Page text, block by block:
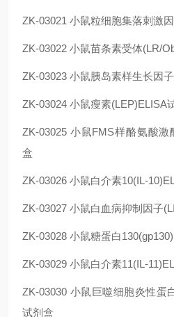
ZK-03021 小鼠粒细胞集落刺激
ZK-03022 小鼠苗条素受体(LR/
ZK-03023 小鼠胰岛素样生长因
ZK-03024 小鼠瘦素(LEP)ELISA
ZK-03025 小鼠FMS样酪氨酸激
盒
ZK-03026 小鼠白介素10(IL-
ZK-03027 小鼠白血病抑制因子
ZK-03028 小鼠糖蛋白
ZK-03029 小鼠白介素11(IL-
ZK-03030 小鼠巨噬细胞炎性蛋
试剂盒